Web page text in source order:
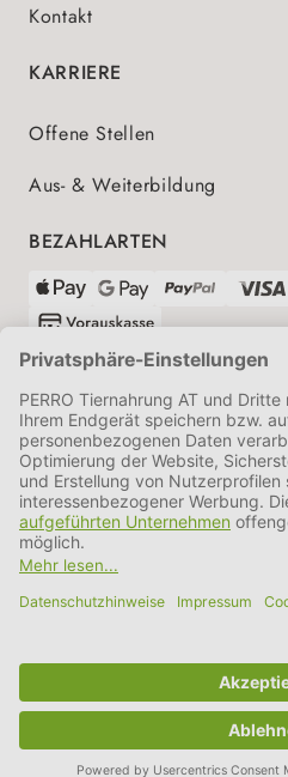
Kontakt
KARRIERE
Offene Stellen
Aus- & Weiterbildung
BEZAHLARTEN
VERSANDPARTNER
Cookie